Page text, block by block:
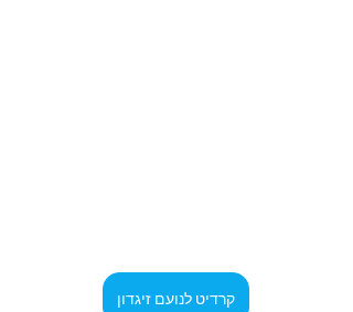
קרדיט לנועם זיגדון